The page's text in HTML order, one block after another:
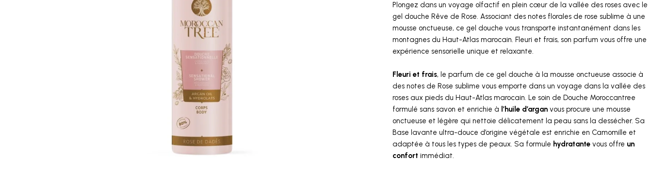
Plongez dans un voyage olfactif en plein cœur de la vallée des roses avec le
gel douche Rêve de Rose. Associant des notes florales de rose sublime à une
mousse onctueuse, ce gel douche vous transporte instantanément dans les
montagnes du Haut-Atlas marocain. Fleuri et frais, son parfum vous offre une
expérience sensorielle unique et relaxante.
Fleuri et frais, le parfum de ce gel douche à la mousse onctueuse associe à
des notes de Rose sublime vous emporte dans un voyage dans la vallée des
roses aux pieds du Haut-Atlas marocain. Le soin de Douche Moroccantree
formulé sans savon et enrichie à l’huile d’argan vous procure une mousse
onctueuse et légère qui nettoie délicatement la peau sans la dessécher. Sa
Base lavante ultra-douce d’origine végétale est enrichie en Camomille et
adaptée à tous les types de peaux. Sa formule hydratante vous offre un
confort immédiat.